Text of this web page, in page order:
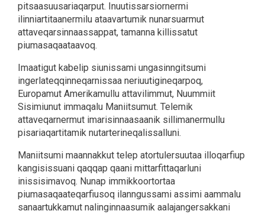
pitsaasuusariaqarput. Inuutissarsiornermi
ilinniartitaanermilu ataavartumik nunarsuarmut
attaveqarsinnaassappat, tamanna killissatut
piumasaqaataavoq.
Imaatigut kabelip siunissami ungasinngitsumi
ingerlateqqinneqarnissaa neriuutigineqarpoq,
Europamut Amerikamullu attavilimmut, Nuummiit
Sisimiunut immaqalu Maniitsumut. Telemik
attaveqarnermut imarisinnaasaanik sillimanermullu
pisariaqartitamik nutarterineqalissalluni.
Maniitsumi maannakkut telep atortulersuutaa illoqarfiup
kangisissuani qaqqap qaani mittarfittaqarluni
inissisimavoq. Nunap immikkoortortaa
piumasaqaateqarfiusoq ilanngussami assimi aammalu
sanaartukkamut nalinginnaasumik aalajangersakkani